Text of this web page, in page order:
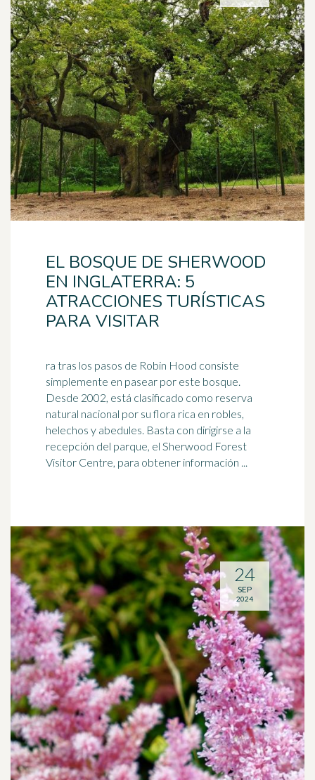
EL BOSQUE DE SHERWOOD
EN INGLATERRA: 5
ATRACCIONES TURÍSTICAS
PARA VISITAR
ra tras los pasos de Robin Hood consiste
simplemente en pasear por este bosque.
Desde 2002, está clasificado como reserva
natural nacional por su flora rica en robles,
helechos y abedules. Basta con dirigirse a la
recepción del parque, el Sherwood Forest
Visitor Centre, para obtener información ...
24
SEP
2024